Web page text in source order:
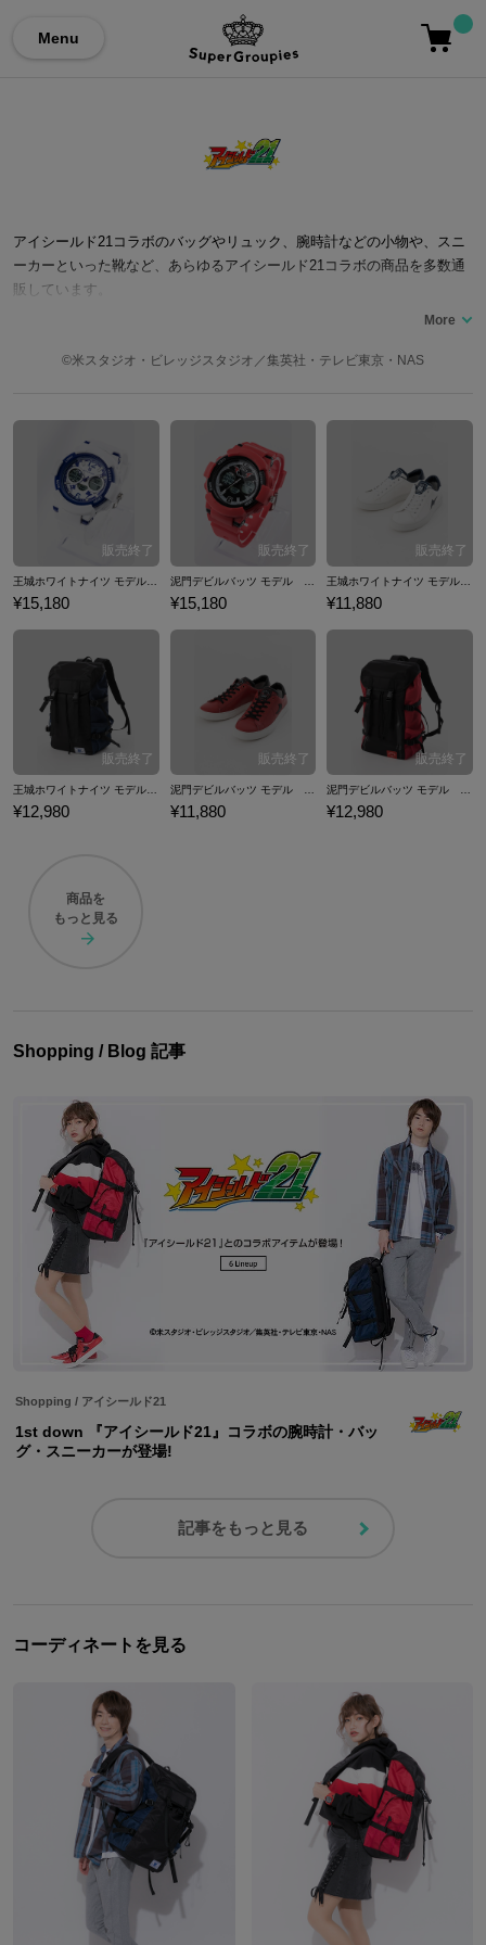
Menu
アイシールド21コラボのバッグやリュック、腕時計などの小物や、スニ
ーカーといった靴など、あらゆるアイシールド21コラボの商品を多数通
販しています。
©米スタジオ・ビレッジスタジオ／集英社・テレビ東京・NAS
¥15,180 ¥15,180 ¥11,880
王城ホワイトナイツ モデル リュック バックパック バッグ アイシールド21
¥12,980
泥門デビルバッツ モデル スニーカー シューズ 靴 アイシールド21
¥11,880
泥門デビルバッツ モデル リュック バックパック バッグ アイシールド21
¥12,980
商品を
もっと見る
Shopping / Blog 記事
Shopping / アイシールド21
1st down 『アイシールド21』コラボの腕時計・バッ
グ・スニーカーが登場!
記事をもっと見る
コーディネートを見る